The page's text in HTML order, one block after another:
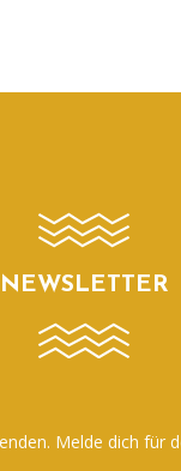
NEWSLETTER
Melde dich für